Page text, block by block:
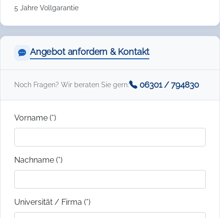
5 Jahre Vollgarantie
Angebot anfordern & Kontakt
Noch Fragen? Wir beraten Sie gern: 06301 / 794830
Vorname (*)
Nachname (*)
Universität / Firma (*)